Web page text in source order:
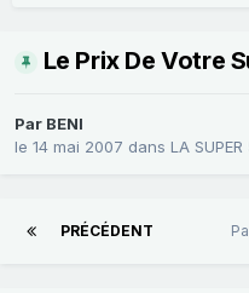
Le Prix De Votre
Par BENI
le 14 mai 2007 dans LA SUPER
PRÉCÉDENT